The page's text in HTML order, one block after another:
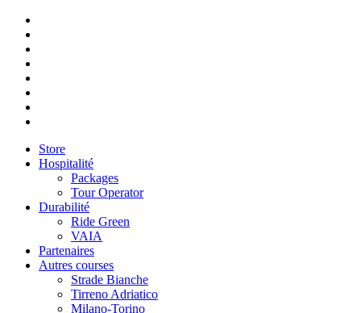
Store
Hospitalité
Packages
Tour Operator
Durabilité
Ride Green
VAIA
Partenaires
Autres courses
Strade Bianche
Tirreno Adriatico
Milano-Torino